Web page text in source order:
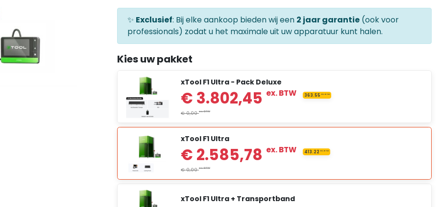
✨ Exclusief: Bij elke aankoop bieden wij een 2 jaar garantie (ook voor
professionals) zodat u het maximale uit uw apparatuur kunt halen.
Kies uw pakket
xTool F1 Ultra - Pack Deluxe
€ 3.802,45
€ 0,00
xTool F1 Ultra
xTool F1 Ultra + Transportband